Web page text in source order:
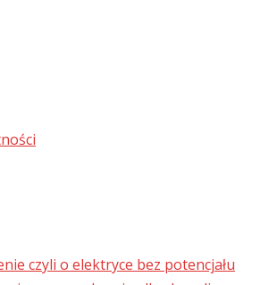
czyli o elektryce bez potencjału